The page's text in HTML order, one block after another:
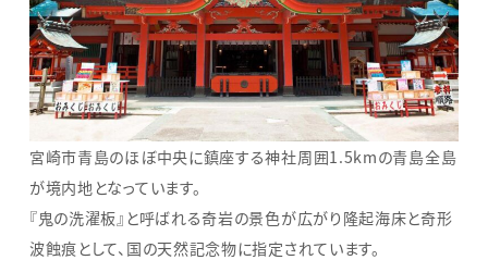
宮崎市青島のほぼ中央に鎮座する神社周囲1.5kmの青島全島
が境内地となっています。
『鬼の洗濯板』と呼ばれる奇岩の景色が広がり隆起海床と奇形
波蝕痕として、国の天然記念物に指定されています。